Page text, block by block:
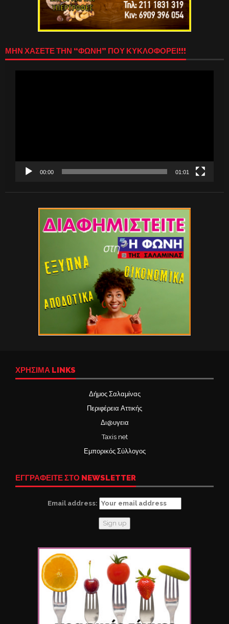
ΜΗΝ ΧΑΣΕΤΕ ΤΗΝ “ΦΩΝΗ” ΠΟΥ ΚΥΚΛΟΦΟΡΕΙ!!!
00:00 01:01
ΧΡΉΣΙΜΑ LINKS
Δήμος Σαλαμίνας
Περιφέρεια Αττικής
Δι@υγεια
Taxis net
Εμπορικός Σύλλογος
ΕΓΓΡΑΦΕΙΤΕ ΣΤΟ NEWSLETTER
Email address: